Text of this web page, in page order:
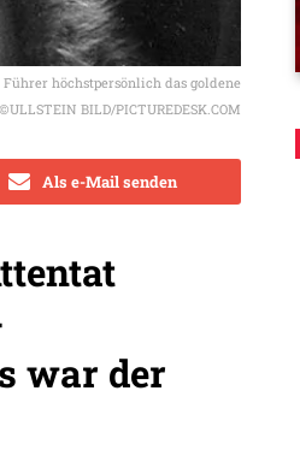
höchstpersönlich das goldene
BILD/PICTUREDESK.COM
Als e-Mail senden
war der